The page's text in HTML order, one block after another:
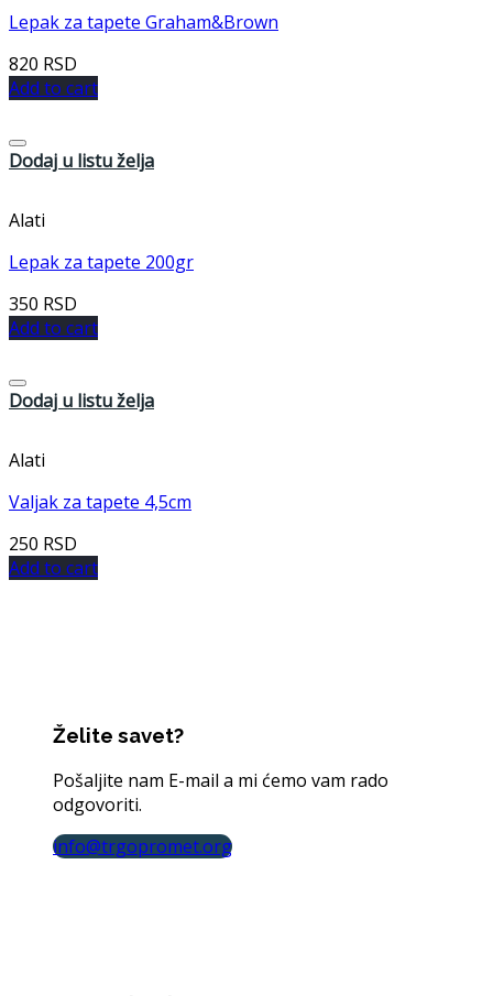
Lepak za tapete Graham&Brown
820 RSD
Add to cart
Dodaj u listu želja
Alati
Lepak za tapete 200gr
350 RSD
Add to cart
Dodaj u listu želja
Alati
Valjak za tapete 4,5cm
250 RSD
Add to cart
Želite savet?
Pošaljite nam E-mail a mi ćemo vam rado
odgovoriti.
info@trgopromet.org